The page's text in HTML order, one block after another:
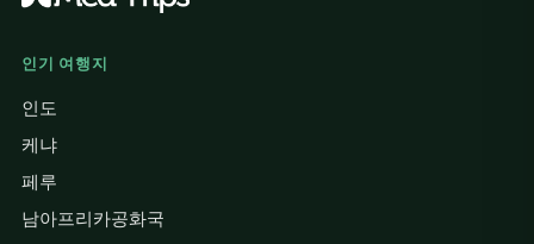
인기 여행지
인도
케냐
페루
남아프리카공화국